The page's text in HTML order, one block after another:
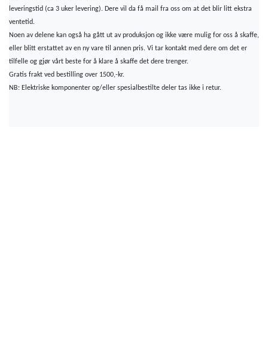
leveringstid (ca 3 uker levering). Dere vil da få mail fra oss om at det blir litt ekstra
ventetid.
Noen av delene kan også ha gått ut av produksjon og ikke være mulig for oss å skaffe,
eller blitt erstattet av en ny vare til annen pris. Vi tar kontakt med dere om det er
tilfelle og gjør vårt beste for å klare å skaffe det dere trenger.
Gratis frakt ved bestilling over 1500,-kr.
NB: Elektriske komponenter og/eller spesialbestilte deler tas ikke i retur.